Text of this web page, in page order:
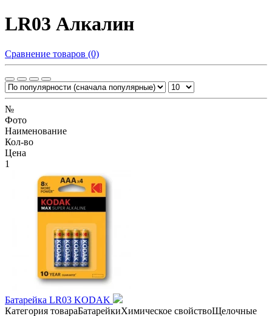
LR03 Алкалин
Сравнение товаров (0)
№
Фото
Наименование
Кол-во
Цена
1
Батарейка LR03 KODAK
Категория товараБатарейкиХимическое свойствоЩелочные